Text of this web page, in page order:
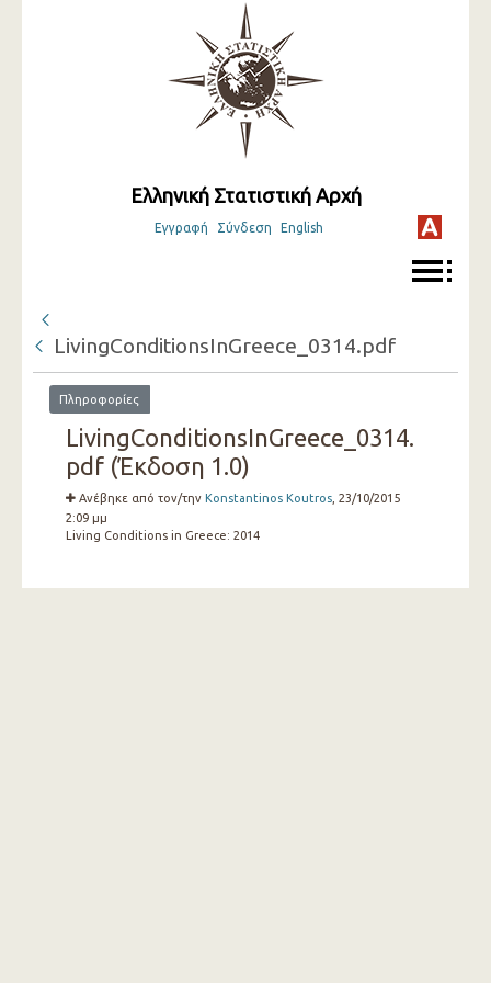
Ελληνική Στατιστική Αρχή
Εγγραφή Σύνδεση English
LivingConditionsInGreece_0314.pdf
Πληροφορίες
LivingConditionsInGreece_0314.
pdf (Έκδοση 1.0)
Ανέβηκε από τον/την Konstantinos Koutros, 23/10/2015
2:09 μμ
Living Conditions in Greece: 2014